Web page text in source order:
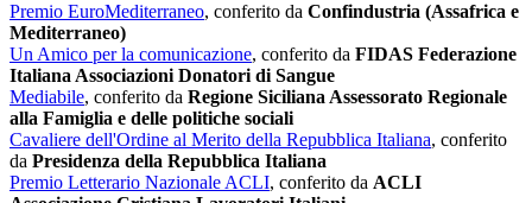
Premio EuroMediterraneo, conferito da Confindustria (Assafrica e
Mediterraneo)
Un Amico per la comunicazione, conferito da FIDAS Federazione
Italiana Associazioni Donatori di Sangue
Mediabile, conferito da Regione Siciliana Assessorato Regionale
alla Famiglia e delle politiche sociali
Cavaliere dell'Ordine al Merito della Repubblica Italiana, conferito
da Presidenza della Repubblica Italiana
Premio Letterario Nazionale ACLI, conferito da ACLI